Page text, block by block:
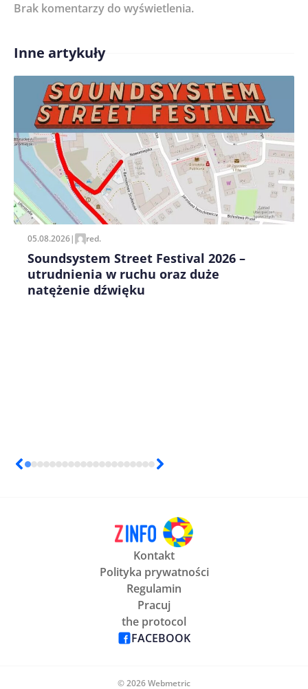
Treść komentarza*
Imię/ Nick*
Zapamiętaj moje dane w tej przeglądarce podczas
pisania kolejnych komentarzy.
Brak komentarzy do wyświetlenia.
Inne artykuły
05.08.2026| red.
Soundsystem Street Festival 2026 –
utrudnienia w ruchu oraz duże
natężenie dźwięku
Kontakt
Polityka prywatności
Regulamin
Pracuj
the protocol
FACEBOOK
© 2026 Webmetric